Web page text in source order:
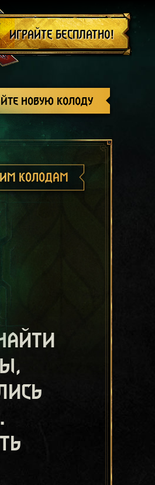
ИГРАЙТЕ БЕСПЛАТНО!
новую колоду
КОЛОДАМ